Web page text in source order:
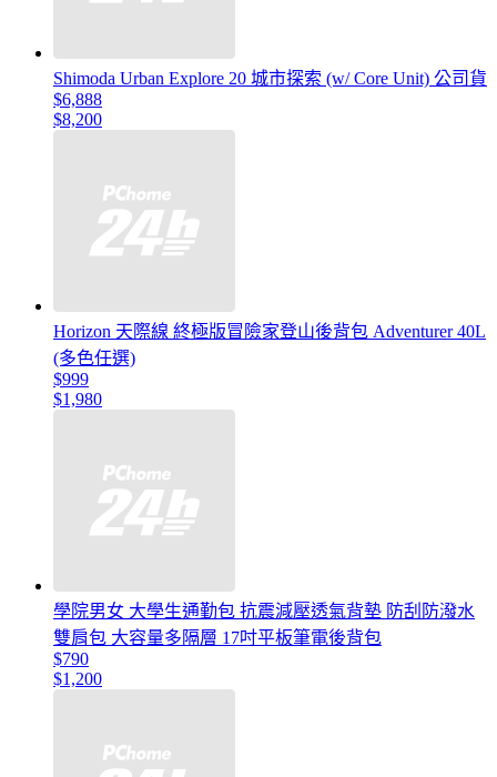
Shimoda Urban Explore 20 城市探索 (w/ Core Unit) 公司貨
$6,888
$8,200
Horizon 天際線 終極版冒險家登山後背包 Adventurer 40L
(多色任選)
$999
$1,980
學院男女 大學生通勤包 抗震減壓透氣背墊 防刮防潑水
雙肩包 大容量多隔層 17吋平板筆電後背包
$790
$1,200